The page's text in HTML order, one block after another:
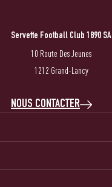
Servette Football Club 1890 SA
10 Route Des Jeunes
1212 Grand-Lancy
NOUS CONTACTER